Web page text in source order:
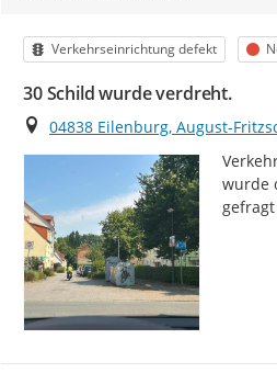
Kategorie
Verkehrseinrichtung defekt
30 Schild wurde verdreht.
Ort
04838 Eilenburg, August-
wurde